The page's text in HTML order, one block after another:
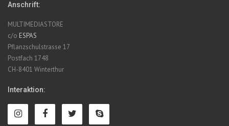
Anschrift:
MULTIMEDIASTORE
c/o ESPAS
Pflanzschulstrasse 17
Postfach 1748
CH-8401 Winterthur
Interaktion: